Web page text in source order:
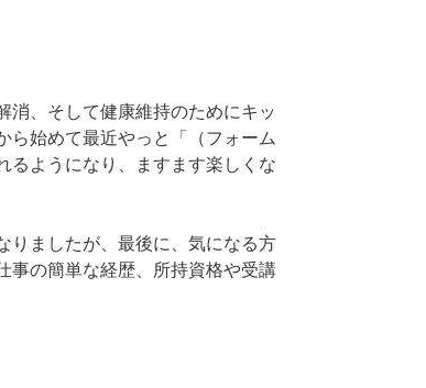
消、そして健康維持のためにキッ
ら始めて最近やっと「（フォーム
るようになり、ますます楽しくな
りましたが、最後に、気になる方
事の簡単な経歴、所持資格や受講